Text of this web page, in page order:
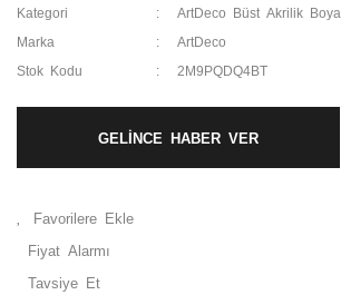
Kategori ArtDeco Büst Akrilik Boya
Marka ArtDeco
Stok Kodu 2M9PQDQ4BT
GELİNCE HABER VER
Fiyat Alarmı
Tavsiye Et